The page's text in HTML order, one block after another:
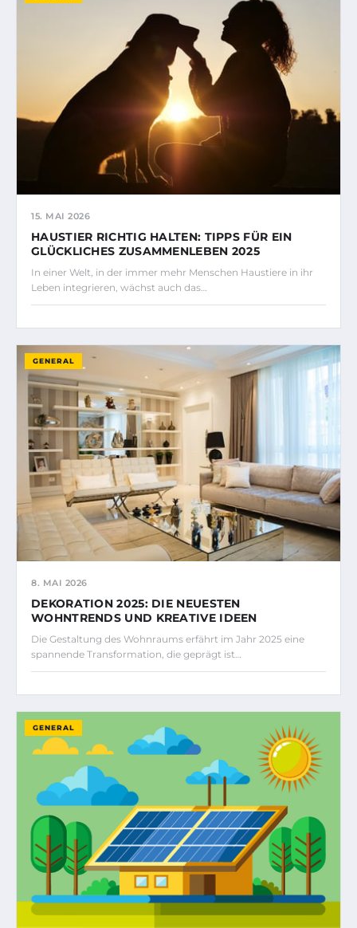
15. MAI 2026
HAUSTIER RICHTIG HALTEN: TIPPS FÜR EIN
GLÜCKLICHES ZUSAMMENLEBEN 2025
In einer Welt, in der immer mehr Menschen Haustiere in ihr
Leben integrieren, wächst auch das…
GENERAL
8. MAI 2026
DEKORATION 2025: DIE NEUESTEN
WOHNTRENDS UND KREATIVE IDEEN
Die Gestaltung des Wohnraums erfährt im Jahr 2025 eine
spannende Transformation, die geprägt ist…
GENERAL